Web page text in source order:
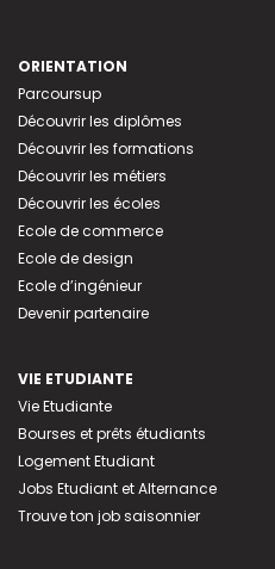
ORIENTATION
Parcoursup
Découvrir les diplômes
Découvrir les formations
Découvrir les métiers
Découvrir les écoles
Ecole de commerce
Ecole de design
Ecole d’ingénieur
Devenir partenaire
VIE ETUDIANTE
Vie Etudiante
Bourses et prêts étudiants
Logement Etudiant
Jobs Etudiant et Alternance
Trouve ton job saisonnier